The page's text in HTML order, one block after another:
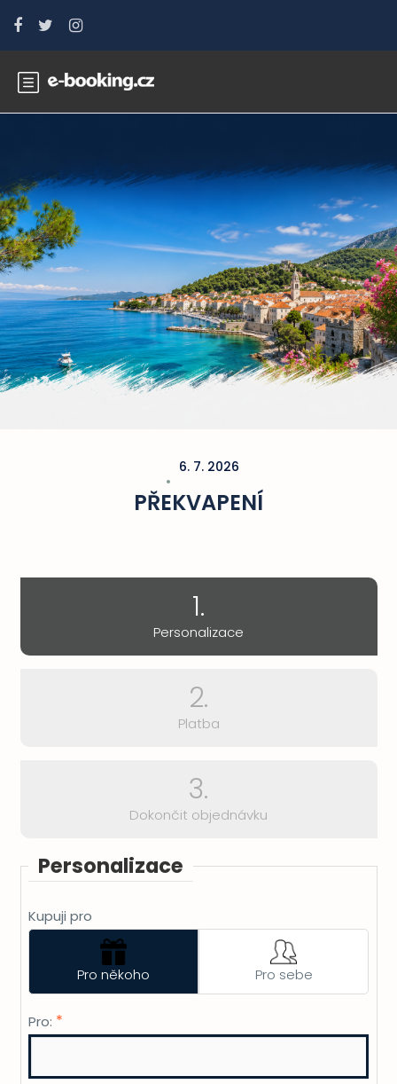
6. 7. 2026
PŘEKVAPENÍ
1.
Personalizace
2.
Platba
3.
Dokončit objednávku
Personalizace
Kupuji pro
Pro někoho Pro sebe
Pro: *